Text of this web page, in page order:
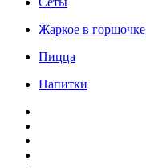
Жаркое в горшочке
Пицца
Напитки